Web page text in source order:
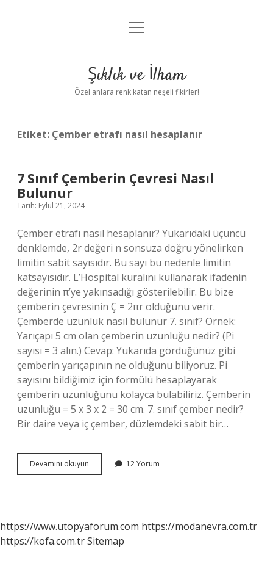
Anasayfa
Yasal Uyarı
menüyü
Şıklık ve İlham
Özel anlara renk katan neşeli fikirler!
Etiket: Çember etrafı nasıl hesaplanır
7 Sınıf Çemberin Çevresi Nasıl
Bulunur
Tarih: Eylül 21, 2024
Çember etrafı nasıl hesaplanır? Yukarıdaki üçüncü
denklemde, 2r değeri n sonsuza doğru yönelirken
limitin sabit sayısıdır. Bu sayı bu nedenle limitin
katsayısıdır. L’Hospital kuralını kullanarak ifadenin
değerinin π’ye yakınsadığı gösterilebilir. Bu bize
çemberin çevresinin Ç = 2πr olduğunu verir.
Çemberde uzunluk nasıl bulunur 7. sınıf? Örnek:
Yarıçapı 5 cm olan çemberin uzunluğu nedir? (Pi
sayısı = 3 alın.) Cevap: Yukarıda gördüğünüz gibi
çemberin yarıçapının ne olduğunu biliyoruz. Pi
sayısını bildiğimiz için formülü hesaplayarak
çemberin uzunluğunu kolayca bulabiliriz. Çemberin
uzunluğu = 5 x 3 x 2 = 30 cm. 7. sınıf çember nedir?
Bir daire veya iç çember, düzlemdeki sabit bir…
Devamını okuyun
Sınıf
12 Yorum
https://www.utopyaforum.com https://modanevra.com.tr
https://kofa.com.trSitemap